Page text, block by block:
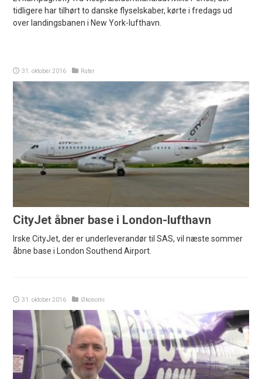
tidligere har tilhørt to danske flyselskaber, kørte i fredags ud
over landingsbanen i New York-lufthavn.
31. oktober 2016 Ruter
CityJet åbner base i London-lufthavn
Irske CityJet, der er underleverandør til SAS, vil næste sommer
åbne base i London Southend Airport.
31. oktober 2016 Økonomi